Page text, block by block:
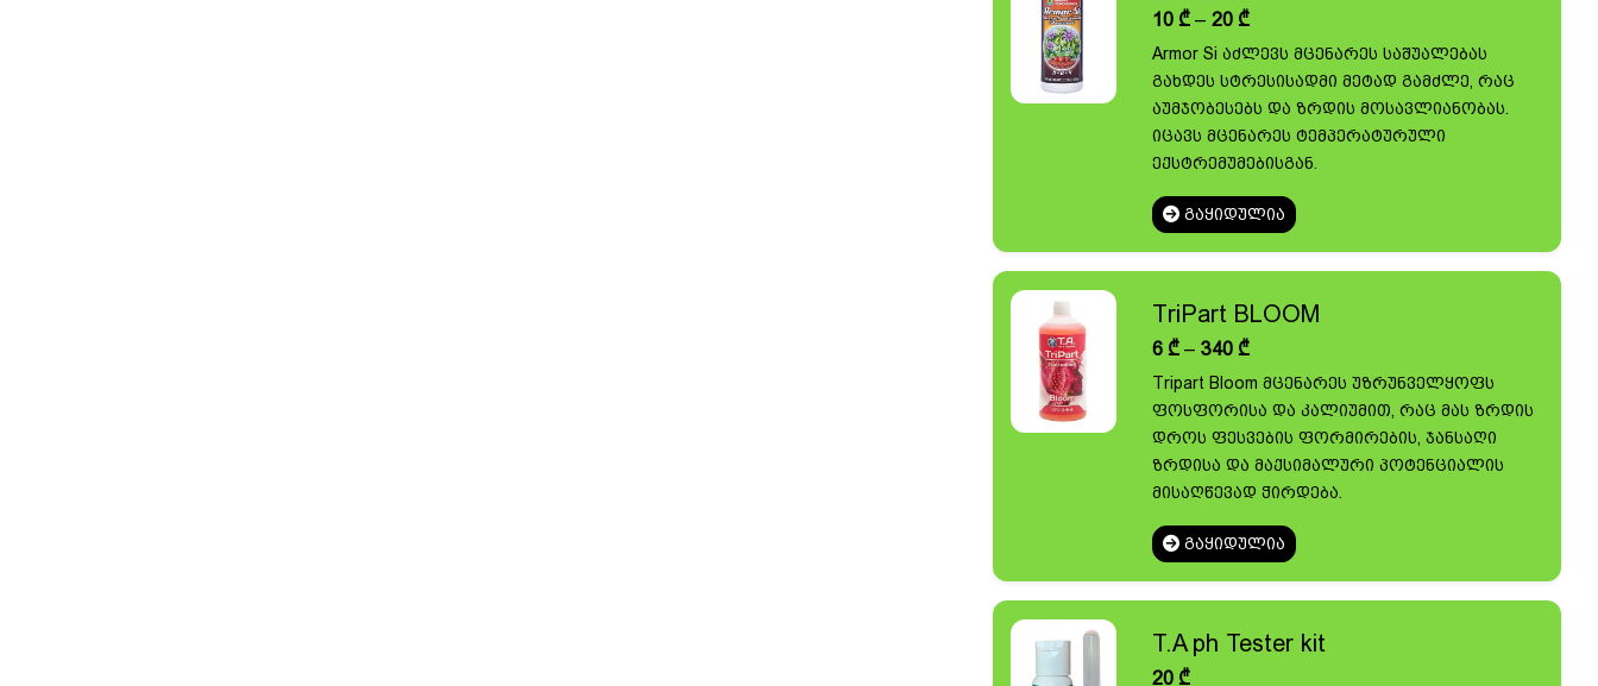
10₾ – 20₾Price
10 ₾
through
20 ₾
Armor Si აძლევს მცენარეს საშუალებას
გახდეს სტრესისადმი მეტად გამძლე, რაც
აუმჯობესებს და ზრდის მოსავლიანობას.
იცავს მცენარეს ტემპერატურული
ექსტრემუმებისგან.
ᲒᲐᲧᲘᲓᲣᲚᲘᲐ
TriPart BLOOM
6₾ – 340₾Price
6 ₾
through
340 ₾
Tripart Bloom მცენარეს უზრუნველყოფს
ფოსფორისა და კალიუმით, რაც მას ზრდის
დროს ფესვების ფორმირების, ჯანსაღი
ზრდისა და მაქსიმალური პოტენციალის
მისაღწევად ჭირდება.
ᲒᲐᲧᲘᲓᲣᲚᲘᲐ
T.A ph Tester kit
20₾